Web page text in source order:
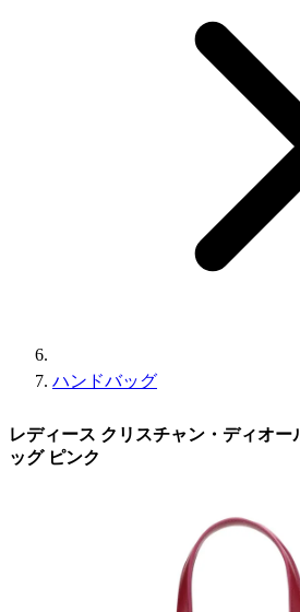
ハンドバッグ
レディース クリスチャン・ディオ
ッグ ピンク